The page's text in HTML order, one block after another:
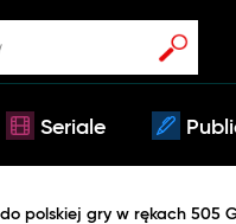
Seriale
polskiej gry w rękach 505